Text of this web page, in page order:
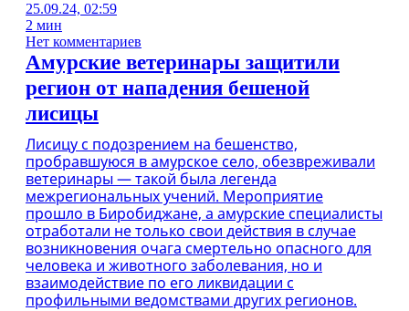
25.09.24, 02:59
2 мин
Нет комментариев
Амурские ветеринары защитили
регион от нападения бешеной
лисицы
Лисицу с подозрением на бешенство,
пробравшуюся в амурское село, обезвреживали
ветеринары — такой была легенда
межрегиональных учений. Мероприятие
прошло в Биробиджане, а амурские специалисты
отработали не только свои действия в случае
возникновения очага смертельно опасного для
человека и животного заболевания, но и
взаимодействие по его ликвидации с
профильными ведомствами других регионов.